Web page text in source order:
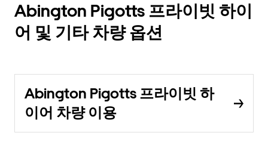
Abington Pigotts 프라이빗 하이
어 및 기타 차량 옵션
Abington Pigotts 프라이빗 하
이어 차량 이용